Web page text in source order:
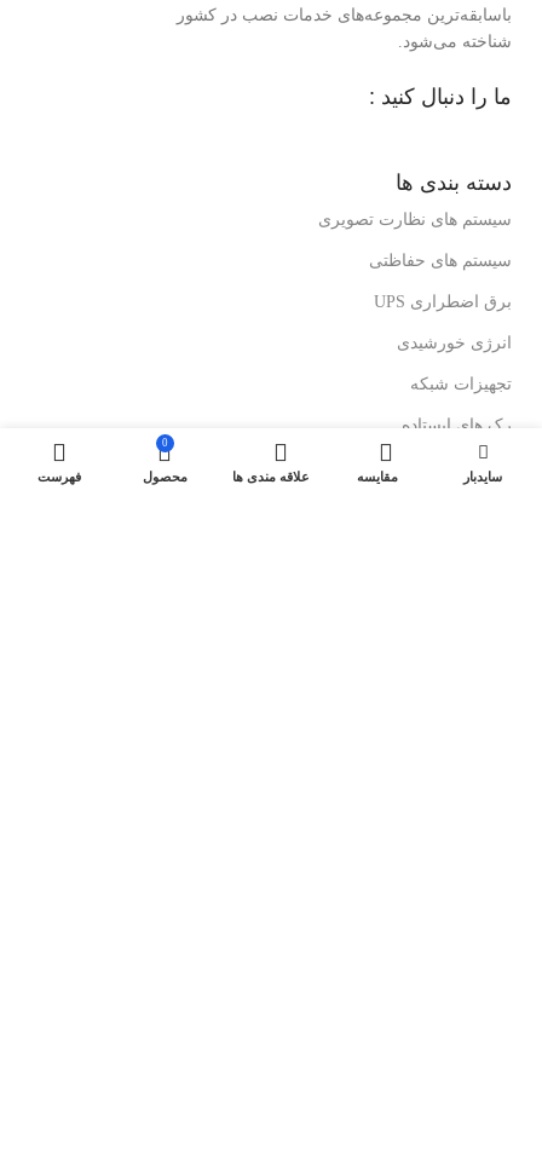
باسابقه‌ترین مجموعه‌های خدمات نصب در کشور
شناخته می‌شود.
ما را دنبال کنید :
دسته بندی ها
سیستم های نظارت تصویری
سیستم های حفاظتی
برق اضطراری UPS
انرژی خورشیدی
تجهیزات شبکه
رک های ایستاده
رک های دیواری
سایدبار مقایسه علاقه مندی ها
0
محصول فهرست